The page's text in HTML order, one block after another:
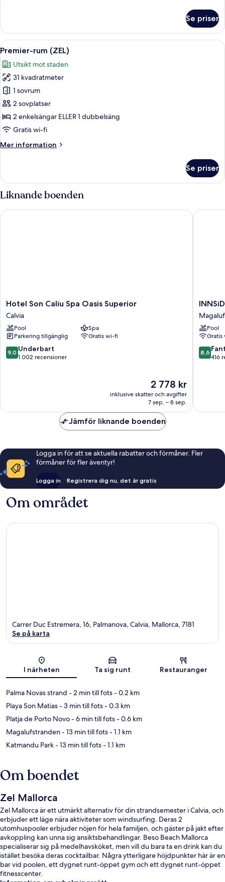
ZEL
Se priser
Öppna
alla
foton
för
Premier-
rum
(ZEL)
Ett sovrum med en säng, en
7
Premier-rum (ZEL)
Utsikt mot staden
31 kvadratmeter
1 sovrum
2 sovplatser
2 enkelsängar ELLER 1 dubbelsäng
Gratis wi-fi
Mer information
Mer
rum
(ZEL)
Se priser
Liknande boenden
Hotel
Son
Caliu
Spa
Oasis
Superior
Calvia
Hotel Son Caliu Spa Oasis Superior
Calvia
Pool
Spa
Parkering tillgänglig
Gratis wi-fi
9.0
av
9,0 Underbart
1 002 recensioner
Priset
2 778 kr
2 778 kr
inklusive skatter och avgifter
7 sep. – 8 sep.
Hotel Son Caliu Spa Oasis Superior
by
Meliá
Calviá
Beach
Magaluf
Magaluf
Pool
8.6
av
8,6
416
Jämför liknande boenden
Logga in för att se aktuella rabatter och förmåner. Fler
förmåner för fler äventyr!
Logga in Registrera dig nu, det är gratis
Om området
Karta
Carrer Duc Estremera, 16, Palmanova, Calvia, Mallorca, 7181
Se på karta
I närheten Ta sig runt Restauranger
Palma Novas strand - 2 min till fots- 0.2 km
Playa Son Matias- 3 min till fots- 0.3 km
Platja de Porto Novo- 6 min till fots- 0.6 km
Magalufstranden- 13 min till fots- 1.1 km
Katmandu Park- 13 min till fots- 1.1 km
Om boendet
Zel Mallorca
Zel Mallorca är ett utmärkt alternativ för din strandsemester i Calvia, och
erbjuder ett läge nära aktiviteter som windsurfing. Deras 2
utomhuspooler erbjuder nöjen för hela familjen, och gäster på jakt efter
avkoppling kan unna sig ansiktsbehandlingar. Beso Beach Mallorca
specialiserar sig på medelhavsköket, men vill du bara ta en drink kan du
istället besöka deras cocktailbar. Några ytterligare höjdpunkter här är en
bar vid poolen, ett dygnet runt-öppet gym och ett dygnet runt-öppet
fitnesscenter.